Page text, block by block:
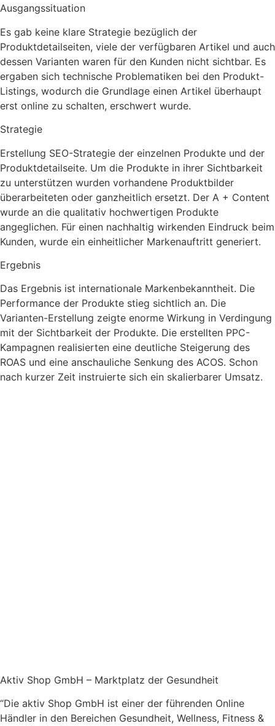
Ausgangssituation
Es gab keine klare Strategie bezüglich der
Produktdetailseiten, viele der verfügbaren Artikel und auch
dessen Varianten waren für den Kunden nicht sichtbar. Es
ergaben sich technische Problematiken bei den Produkt-
Listings, wodurch die Grundlage einen Artikel überhaupt
erst online zu schalten, erschwert wurde.
Strategie
Erstellung SEO-Strategie der einzelnen Produkte und der
Produktdetailseite. Um die Produkte in ihrer Sichtbarkeit
zu unterstützen wurden vorhandene Produktbilder
überarbeiteten oder ganzheitlich ersetzt. Der A + Content
wurde an die qualitativ hochwertigen Produkte
angeglichen. Für einen nachhaltig wirkenden Eindruck beim
Kunden, wurde ein einheitlicher Markenauftritt generiert.
Ergebnis
Das Ergebnis ist internationale Markenbekanntheit. Die
Performance der Produkte stieg sichtlich an. Die
Varianten-Erstellung zeigte enorme Wirkung in Verdingung
mit der Sichtbarkeit der Produkte. Die erstellten PPC-
Kampagnen realisierten eine deutliche Steigerung des
ROAS und eine anschauliche Senkung des ACOS. Schon
nach kurzer Zeit instruierte sich ein skalierbarer Umsatz.
Aktiv Shop GmbH – Marktplatz der Gesundheit
“Die aktiv Shop GmbH ist einer der führenden Online
Händler in den Bereichen Gesundheit, Wellness, Fitness &